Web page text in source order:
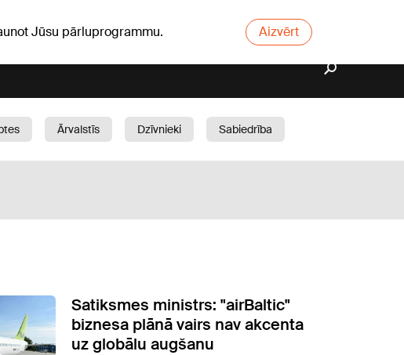
Jūsu pārluprogrammu. Aizvērt
Ārvalstīs Dzīvnieki
Sabiedrība
Satiksmes ministrs: "airBaltic"
biznesa plānā vairs nav akcenta
uz globālu augšanu